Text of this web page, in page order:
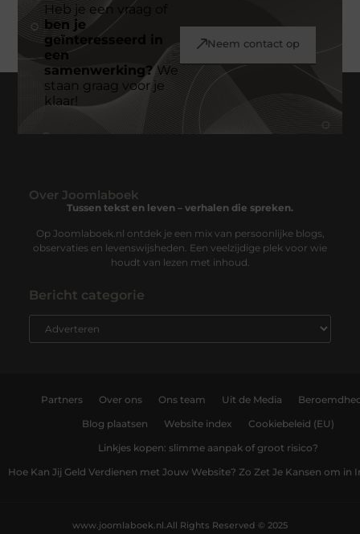
Heb je een vraag of
ben je
geïnteresseerd in
een
samenwerking?We
staan graag voor je
klaar!
Neem contact op
Over Joomlaboek
Tussen tekst en leven – verhalen die spreken.
Op Joomlaboek.nl ontdek je een mix van persoonlijke blogs,
observaties en levenswijsheden. Een veelzijdige plek voor wie
houdt van lezen met inhoud.
Bericht categorie
Partners Over ons Ons team Uit de Media
Blog plaatsen Website index Cookiebeleid (EU)
Linkjes kopen: slimme aanpak of groot risico?
Hoe Kan Jij Geld Verdienen met Jouw Website? Zo Zet Je Kansen om in
All Rights Reserved © 2025
www.joomlaboek.nl.